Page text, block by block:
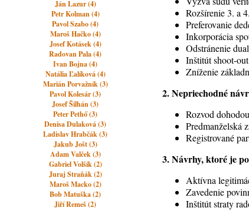
Ján Lazur (4)
Petr Kolman (4)
Pavol Szabo (4)
Maroš Hačko (4)
Josef Kotásek (4)
Radovan Pala (4)
Ivan Bojna (4)
Natália Ľalíková (4)
Marián Porvažník (3)
Pavol Kolesár (3)
Josef Šilhán (3)
Peter Pethő (3)
Denisa Dulaková (3)
Ladislav Hrabčák (3)
Jakub Jošt (3)
Adam Valček (3)
Gabriel Volšík (2)
Juraj Straňák (2)
Maroš Macko (2)
Bob Matuška (2)
Jiří Remeš (2)
Rozšírenie 3. a
Preferovanie
Inkorporácia
Odstránenie
Inštitút shoot-out
Zníženie
2. Nepriechodné
Rozvod dohodou
Predmanželská
Registrované
3. Návrhy, ktoré je
Aktívna
Zavedenie
Inštitút straty